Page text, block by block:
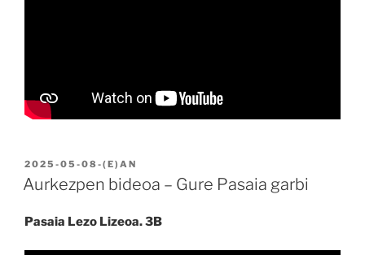
2025-05-08-(E)AN
Aurkezpen bideoa – Gure Pasaia garbi
Pasaia Lezo Lizeoa. 3B